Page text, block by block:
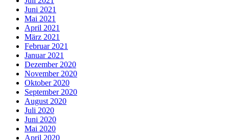
Juni 2021
Mai 2021
April 2021
März 2021
Februar 2021
Januar 2021
Dezember 2020
November 2020
Oktober 2020
September 2020
August 2020
Juli 2020
Juni 2020
Mai 2020
April 2020